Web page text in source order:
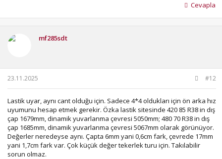
Cevapla
mf285sdt
23.11.2025 #12
Lastik uyar, aynı cant olduğu için. Sadece 4*4 oldukları için ön arka hız
uyumunu hesap etmek gerekir. Özka lastik sitesinde 420 85 R38 in dış
çap 1679mm, dinamik yuvarlanma çevresi 5050mm; 480 70 R38 in dış
çap 1685mm, dinamik yuvarlanma çevresi 5067mm olarak görünüyor.
Değerler neredeyse aynı. Çapta 6mm yani 0,6cm fark, çevrede 17mm
yani 1,7cm fark var. Çok küçük değer tekerlek turu için. Takılabilir
sorun olmaz.